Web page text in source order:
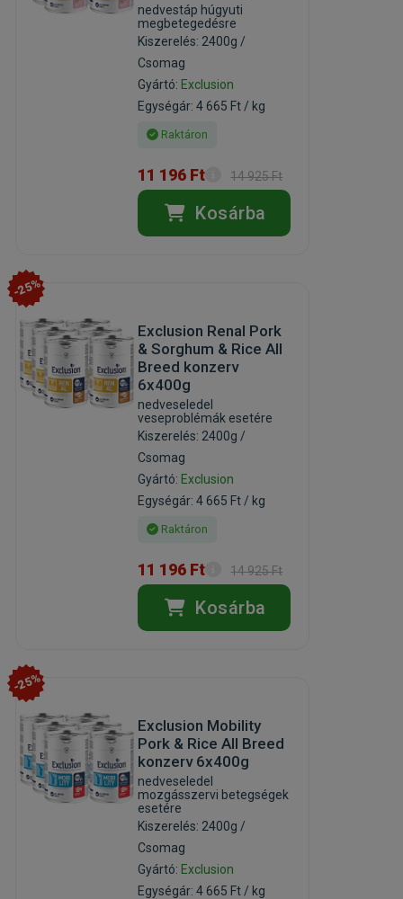
nedvestáp húgyuti
megbetegedésre
Kiszerelés: 2400g /
Csomag
Gyártó: Exclusion
Egységár: 4 665 Ft / kg
Raktáron
11 196 Ft 14 925 Ft
Kosárba
-25%
Exclusion Renal Pork
& Sorghum & Rice All
Breed konzerv
6x400g
nedveseledel
veseproblémák esetére
Kiszerelés: 2400g /
Csomag
Gyártó: Exclusion
Egységár: 4 665 Ft / kg
Raktáron
11 196 Ft 14 925 Ft
Kosárba
-25%
Exclusion Mobility
Pork & Rice All Breed
konzerv 6x400g
nedveseledel
mozgásszervi betegségek
esetére
Kiszerelés: 2400g /
Csomag
Gyártó: Exclusion
Egységár: 4 665 Ft / kg